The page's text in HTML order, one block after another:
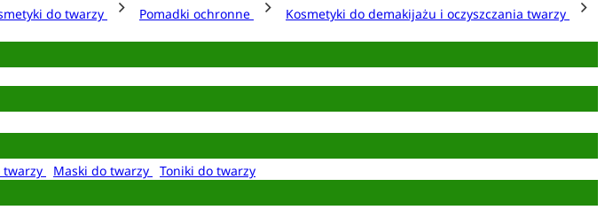
do twarzy Pomadki ochronne
Kosmetyki do demakijażu i oczyszczania twarzy
twarzy Maski do twarzy
Toniki do twarzy